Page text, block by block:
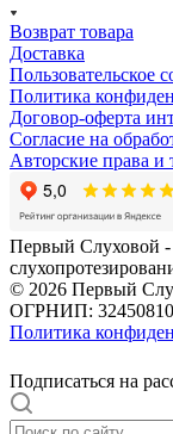
Возврат товара
Доставка
Пользовательское
Политика
Договор-оферта
Согласие на
Авторские права и
Первый Слуховой -
© 2026 Первый
ОГРНИП:
Политика
Подписаться на